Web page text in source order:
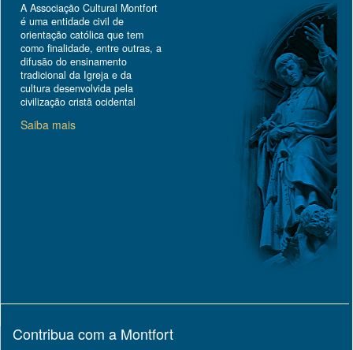
A Associação Cultural Montfort
é uma entidade civil de
orientação católica que tem
como finalidade, entre outras, a
difusão do ensinamento
tradicional da Igreja e da
cultura desenvolvida pela
civilização cristã ocidental
Saiba mais
Contribua com a Montfort